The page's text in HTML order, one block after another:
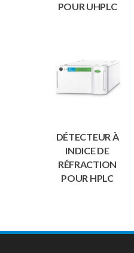
POUR UHPLC
DÉTECTEUR À
INDICE DE
RÉFRACTION
POUR HPLC